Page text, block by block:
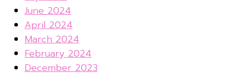
June 2024
April 2024
March 2024
February 2024
December 2023